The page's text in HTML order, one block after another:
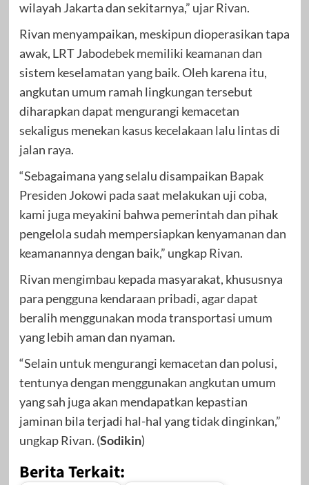
wilayah Jakarta dan sekitarnya,” ujar Rivan.
Rivan menyampaikan, meskipun dioperasikan tapa
awak, LRT Jabodebek memiliki keamanan dan
sistem keselamatan yang baik. Oleh karena itu,
angkutan umum ramah lingkungan tersebut
diharapkan dapat mengurangi kemacetan
sekaligus menekan kasus kecelakaan lalu lintas di
jalan raya.
“Sebagaimana yang selalu disampaikan Bapak
Presiden Jokowi pada saat melakukan uji coba,
kami juga meyakini bahwa pemerintah dan pihak
pengelola sudah mempersiapkan kenyamanan dan
keamanannya dengan baik,” ungkap Rivan.
Rivan mengimbau kepada masyarakat, khususnya
para pengguna kendaraan pribadi, agar dapat
beralih menggunakan moda transportasi umum
yang lebih aman dan nyaman.
“Selain untuk mengurangi kemacetan dan polusi,
tentunya dengan menggunakan angkutan umum
yang sah juga akan mendapatkan kepastian
jaminan bila terjadi hal-hal yang tidak dinginkan,”
ungkap Rivan. (Sodikin)
Berita Terkait: